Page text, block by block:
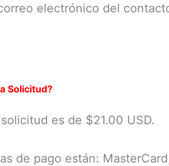
electrónico del
Solicitud?
es de $21.00 USD.
de pago están: